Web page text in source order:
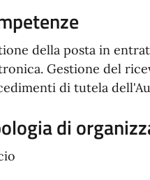
della posta in
Gestione del
di tutela
di